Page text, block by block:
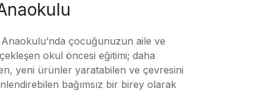
çocuğunuzun aile ve
okul öncesi eğitimi; daha
yeni ürünler yaratabilen ve çevresini
bağımsız bir birey olarak